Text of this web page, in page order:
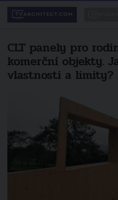
CLT panely pro
komerční objekty.
vlastnosti a limity?